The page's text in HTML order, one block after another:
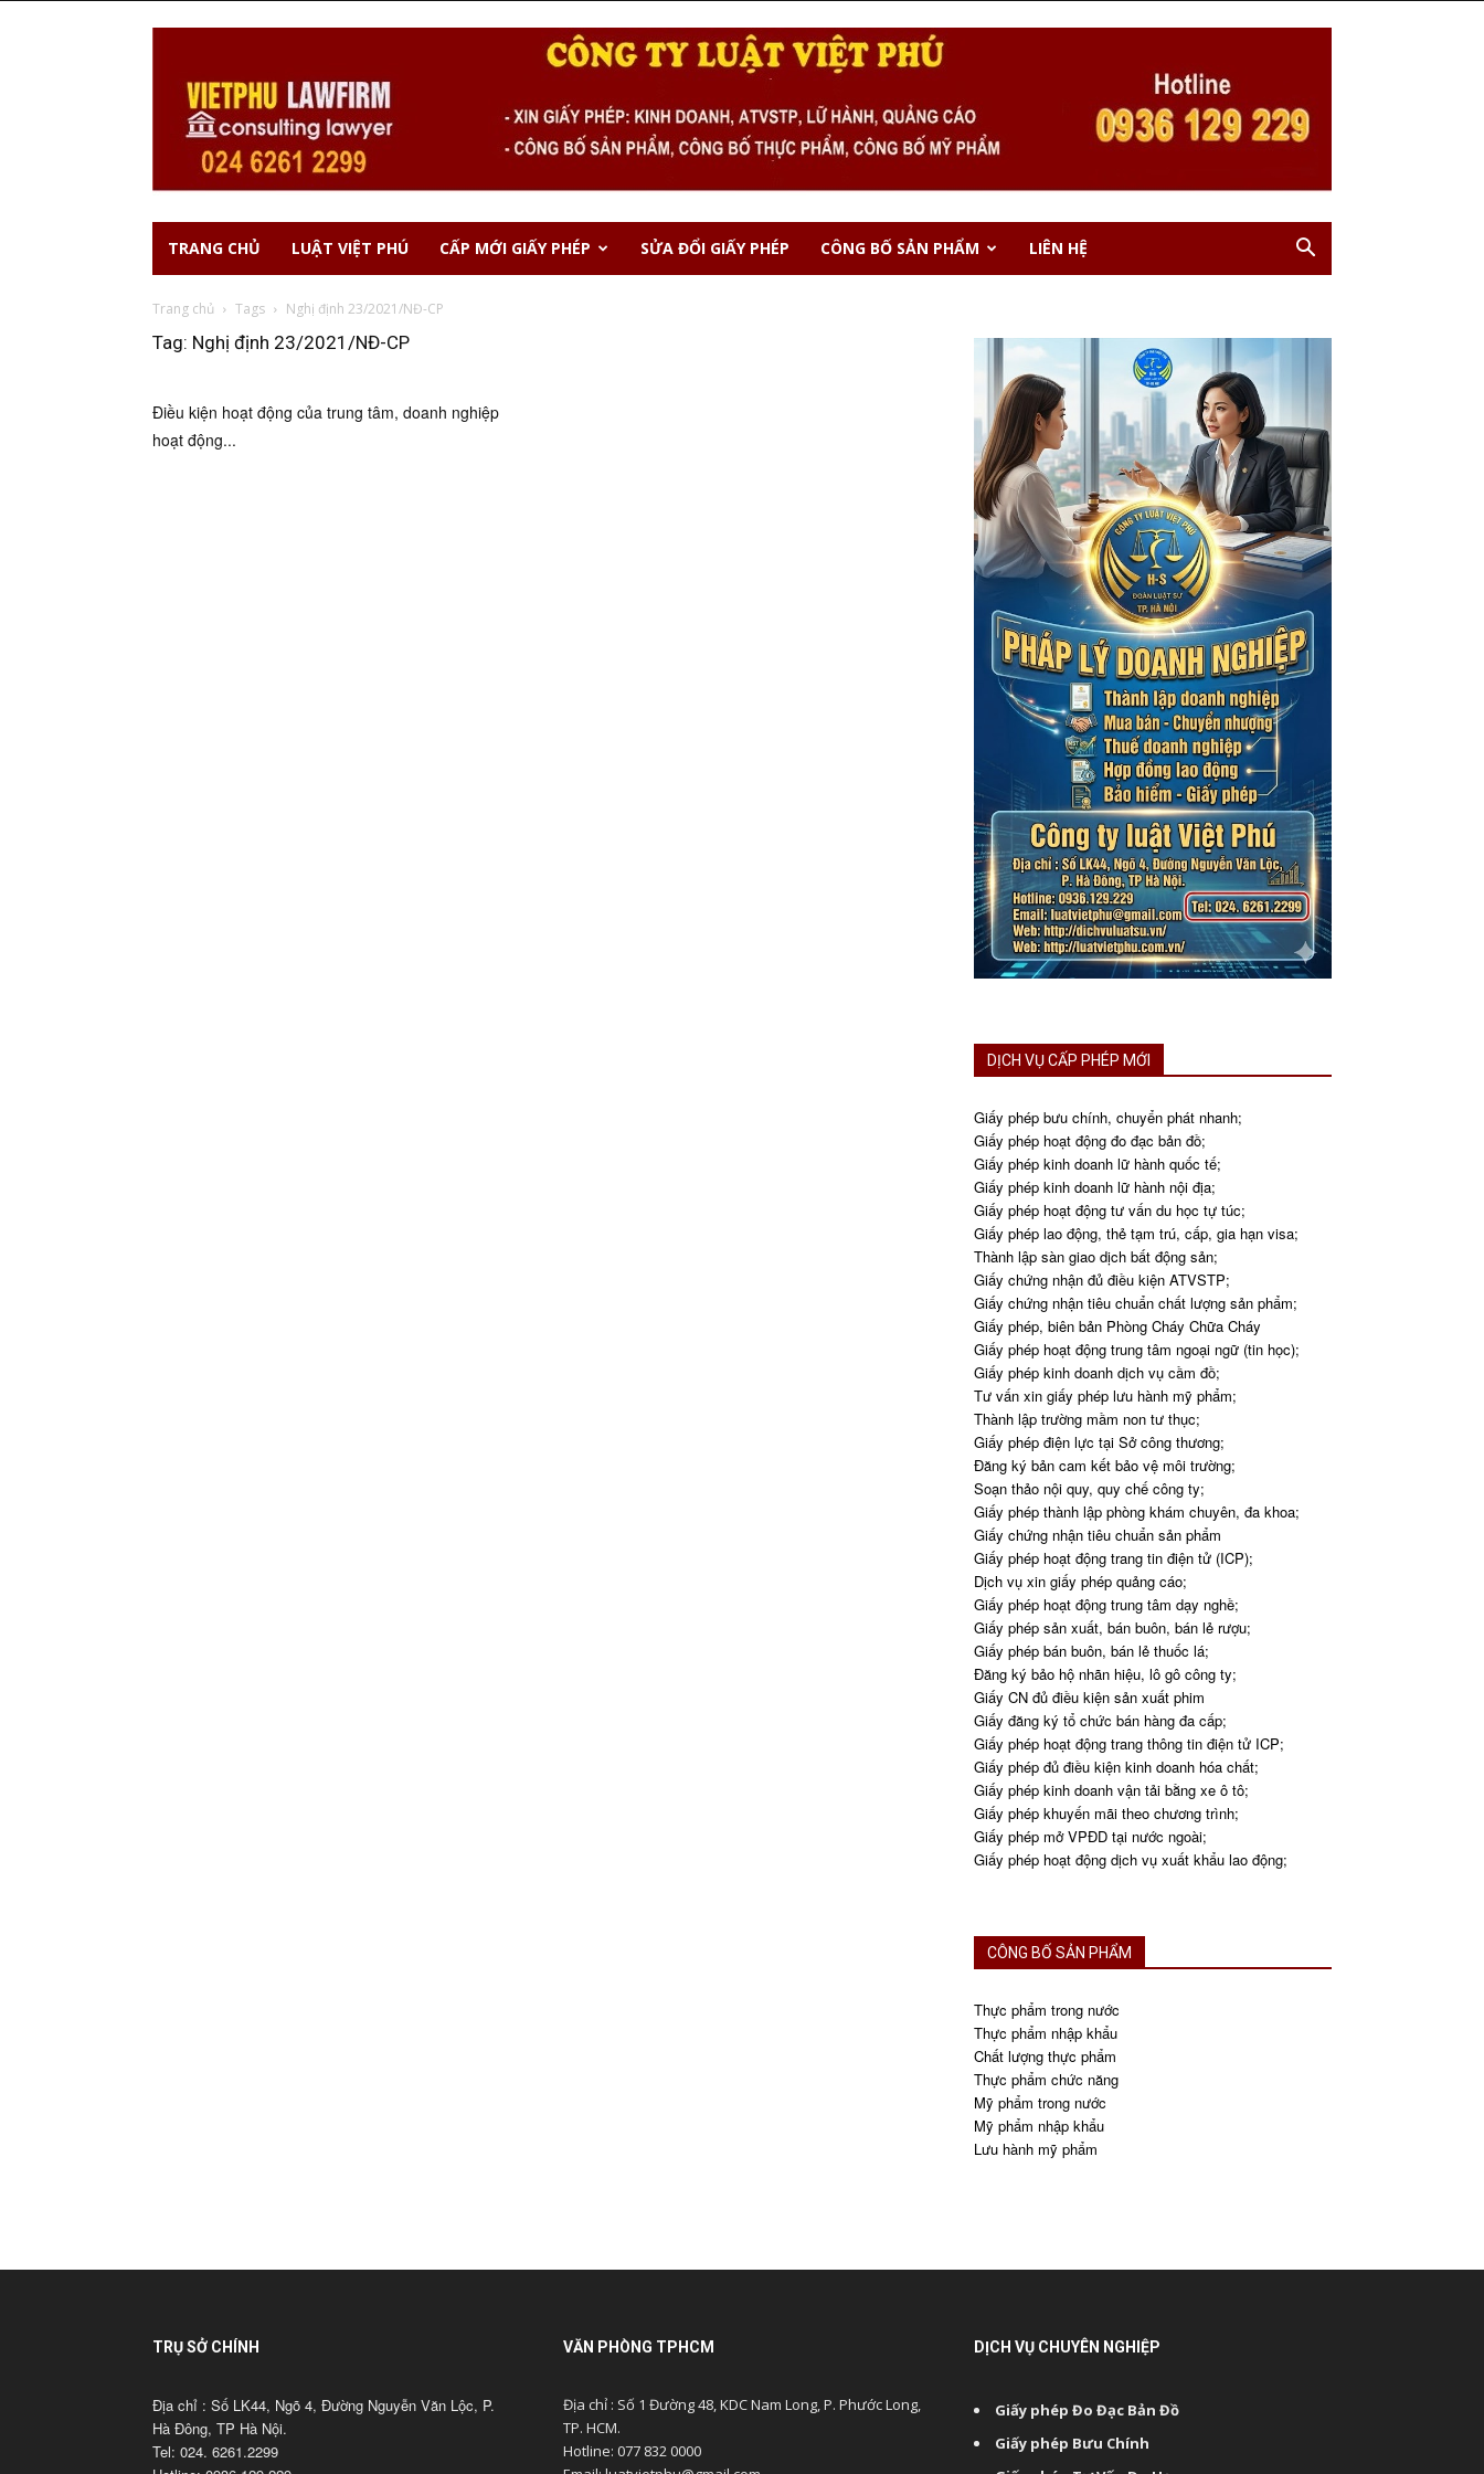
TRANG CHỦ LUẬT VIỆT PHÚ CẤP MỚI GIẤY PHÉP SỬA ĐỔI GIẤY PHÉP CÔNG BỐ SẢN PHẨM LIÊN HỆ
Trang chủ Tags Nghị định 23/2021/NĐ-CP
Tag: Nghị định 23/2021/NĐ-CP
Điều kiện hoạt động của trung tâm, doanh nghiệp
hoạt động...
DỊCH VỤ CẤP PHÉP MỚI
Giấy phép bưu chính, chuyển phát nhanh;
Giấy phép hoạt động đo đạc bản đồ;
Giấy phép kinh doanh lữ hành quốc tế;
Giấy phép kinh doanh lữ hành nội địa;
Giấy phép hoạt động tư vấn du học tự túc;
Giấy phép lao động, thẻ tạm trú, cấp, gia hạn visa;
Thành lập sàn giao dịch bất động sản;
Giấy chứng nhận đủ điều kiện ATVSTP;
Giấy chứng nhận tiêu chuẩn chất lượng sản phẩm;
Giấy phép, biên bản Phòng Cháy Chữa Cháy
Giấy phép hoạt động trung tâm ngoại ngữ (tin học);
Giấy phép kinh doanh dịch vụ cầm đồ;
Tư vấn xin giấy phép lưu hành mỹ phẩm;
Thành lập trường mầm non tư thục;
Giấy phép điện lực tại Sở công thương;
Đăng ký bản cam kết bảo vệ môi trường;
Soạn thảo nội quy, quy chế công ty;
Giấy phép thành lập phòng khám chuyên, đa khoa;
Giấy chứng nhận tiêu chuẩn sản phẩm
Giấy phép hoạt động trang tin điện tử (ICP);
Dịch vụ xin giấy phép quảng cáo;
Giấy phép hoạt động trung tâm dạy nghề;
Giấy phép sản xuất, bán buôn, bán lẻ rượu;
Giấy phép bán buôn, bán lẻ thuốc lá;
Đăng ký bảo hộ nhãn hiệu, lô gô công ty;
Giấy CN đủ điều kiện sản xuất phim
Giấy đăng ký tổ chức bán hàng đa cấp;
Giấy phép hoạt động trang thông tin điện tử ICP;
Giấy phép đủ điều kiện kinh doanh hóa chất;
Giấy phép kinh doanh vận tải bằng xe ô tô;
Giấy phép khuyến mãi theo chương trình;
Giấy phép mở VPĐD tại nước ngoài;
Giấy phép hoạt động dịch vụ xuất khẩu lao động;
CÔNG BỐ SẢN PHẨM
Thực phẩm trong nước
Thực phẩm nhập khẩu
Chất lượng thực phẩm
Thực phẩm chức năng
Mỹ phẩm trong nước
Mỹ phẩm nhập khẩu
Lưu hành mỹ phẩm
TRỤ SỞ CHÍNH
Địa chỉ : Số LK44, Ngõ 4, Đường Nguyễn Văn Lộc, P.
Hà Đông, TP Hà Nội.
Tel: 024. 6261.2299
VĂN PHÒNG TPHCM
Địa chỉ : Số 1 Đường 48, KDC Nam Long, P. Phước Long,
TP. HCM.
Hotline: 077 832 0000
DỊCH VỤ CHUYÊN NGHIỆP
Giấy phép Đo Đạc Bản Đồ
Giấy phép Bưu Chính